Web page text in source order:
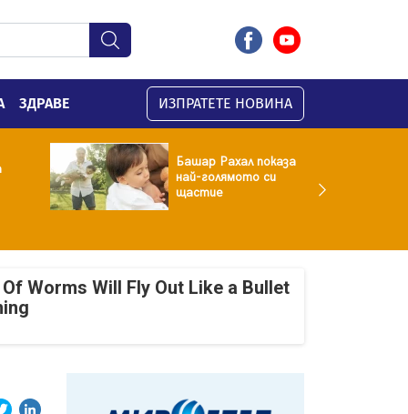
ЗДРАВЕ ИЗПРАТЕТЕ НОВИНА
Башар Рахал показа
най-голямото си
щастие
Worms Will Fly Out Like a Bullet